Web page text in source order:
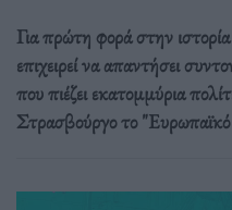
Για πρώτη φορά στην
επιχειρεί να απαντήσει
που πιέζει εκατομμύρια
Στρασβούργο το "Ευρωπαϊκό